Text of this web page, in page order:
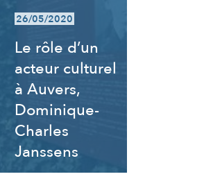
26/05/2020
Le rôle d’un
acteur culturel
à Auvers,
Dominique-
Charles
Janssens